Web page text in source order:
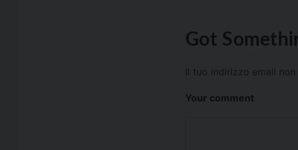
Got
Il tuo indirizzo email
Your comment